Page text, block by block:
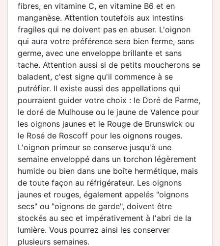
fibres, en vitamine C, en vitamine B6 et en
manganèse. Attention toutefois aux intestins
fragiles qui ne doivent pas en abuser. L'oignon
qui aura votre préférence sera bien ferme, sans
germe, avec une enveloppe brillante et sans
tache. Attention aussi si de petits moucherons se
baladent, c'est signe qu'il commence à se
putréfier. Il existe aussi des appellations qui
pourraient guider votre choix : le Doré de Parme,
le doré de Mulhouse ou le jaune de Valence pour
les oignons jaunes et le Rouge de Brunswick ou
le Rosé de Roscoff pour les oignons rouges.
L'oignon primeur se conserve jusqu'à une
semaine enveloppé dans un torchon légèrement
humide ou bien dans une boîte hermétique, mais
de toute façon au réfrigérateur. Les oignons
jaunes et rouges, également appelés "oignons
secs" ou "oignons de garde", doivent être
stockés au sec et impérativement à l'abri de la
lumière. Vous pourrez ainsi les conserver
plusieurs semaines.